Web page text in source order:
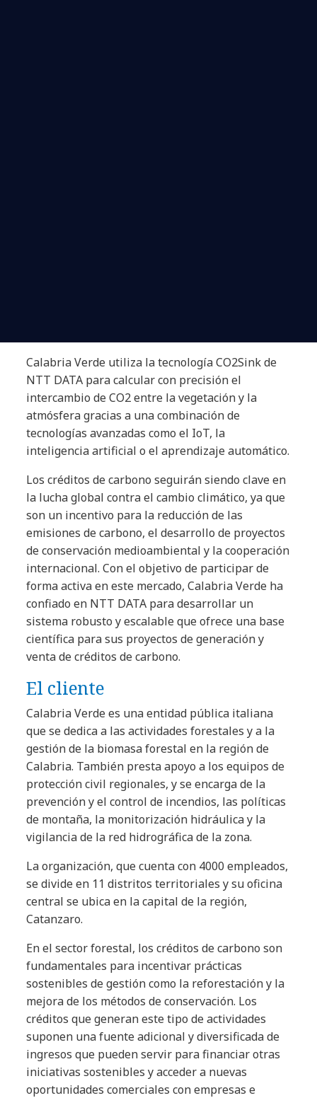
Calabria Verde utiliza la tecnología CO2Sink de
NTT DATA para calcular con precisión el
intercambio de CO2 entre la vegetación y la
atmósfera gracias a una combinación de
tecnologías avanzadas como el IoT, la
inteligencia artificial o el aprendizaje automático.
Los créditos de carbono seguirán siendo clave en
la lucha global contra el cambio climático, ya que
son un incentivo para la reducción de las
emisiones de carbono, el desarrollo de proyectos
de conservación medioambiental y la cooperación
internacional. Con el objetivo de participar de
forma activa en este mercado, Calabria Verde ha
confiado en NTT DATA para desarrollar un
sistema robusto y escalable que ofrece una base
científica para sus proyectos de generación y
venta de créditos de carbono.
El cliente
Calabria Verde es una entidad pública italiana
que se dedica a las actividades forestales y a la
gestión de la biomasa forestal en la región de
Calabria. También presta apoyo a los equipos de
protección civil regionales, y se encarga de la
prevención y el control de incendios, las políticas
de montaña, la monitorización hidráulica y la
vigilancia de la red hidrográfica de la zona.
La organización, que cuenta con 4000 empleados,
se divide en 11 distritos territoriales y su oficina
central se ubica en la capital de la región,
Catanzaro.
En el sector forestal, los créditos de carbono son
fundamentales para incentivar prácticas
sostenibles de gestión como la reforestación y la
mejora de los métodos de conservación. Los
créditos que generan este tipo de actividades
suponen una fuente adicional y diversificada de
ingresos que pueden servir para financiar otras
iniciativas sostenibles y acceder a nuevas
oportunidades comerciales con empresas e